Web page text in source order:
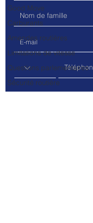
Good Move
Carburants
Amendes routières
Limitations de vitesse
Questions parlementaires
Sécurité routière